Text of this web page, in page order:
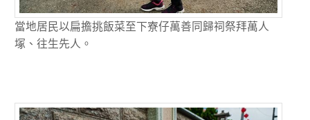
當地居民以扁擔挑飯菜至下寮仔萬善同歸祠祭拜萬人
塚、往生先人。